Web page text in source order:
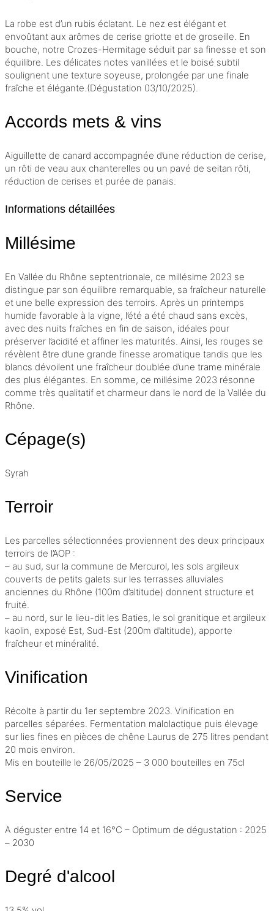
La robe est d’un rubis éclatant. Le nez est élégant et
envoûtant aux arômes de cerise griotte et de groseille. En
bouche, notre Crozes-Hermitage séduit par sa finesse et son
équilibre. Les délicates notes vanillées et le boisé subtil
soulignent une texture soyeuse, prolongée par une finale
fraîche et élégante.(Dégustation 03/10/2025).
Accords mets & vins
Aiguillette de canard accompagnée d’une réduction de cerise,
un rôti de veau aux chanterelles ou un pavé de seitan rôti,
réduction de cerises et purée de panais.
Informations détaillées
Millésime
En Vallée du Rhône septentrionale, ce millésime 2023 se
distingue par son équilibre remarquable, sa fraîcheur naturelle
et une belle expression des terroirs. Après un printemps
humide favorable à la vigne, l’été a été chaud sans excès,
avec des nuits fraîches en fin de saison, idéales pour
préserver l’acidité et affiner les maturités. Ainsi, les rouges se
révèlent être d’une grande finesse aromatique tandis que les
blancs dévoilent une fraîcheur doublée d’une trame minérale
des plus élégantes. En somme, ce millésime 2023 résonne
comme très qualitatif et charmeur dans le nord de la Vallée du
Rhône.
Cépage(s)
Syrah
Terroir
Les parcelles sélectionnées proviennent des deux principaux
terroirs de l’AOP :
– au sud, sur la commune de Mercurol, les sols argileux
couverts de petits galets sur les terrasses alluviales
anciennes du Rhône (100m d’altitude) donnent structure et
fruité.
– au nord, sur le lieu-dit les Baties, le sol granitique et argileux
kaolin, exposé Est, Sud-Est (200m d’altitude), apporte
fraîcheur et minéralité.
Vinification
Récolte à partir du 1er septembre 2023. Vinification en
parcelles séparées. Fermentation malolactique puis élevage
sur lies fines en pièces de chêne Laurus de 275 litres pendant
20 mois environ.
Mis en bouteille le 26/05/2025 – 3 000 bouteilles en 75cl
Service
A déguster entre 14 et 16°C – Optimum de dégustation : 2025
– 2030
Degré d'alcool